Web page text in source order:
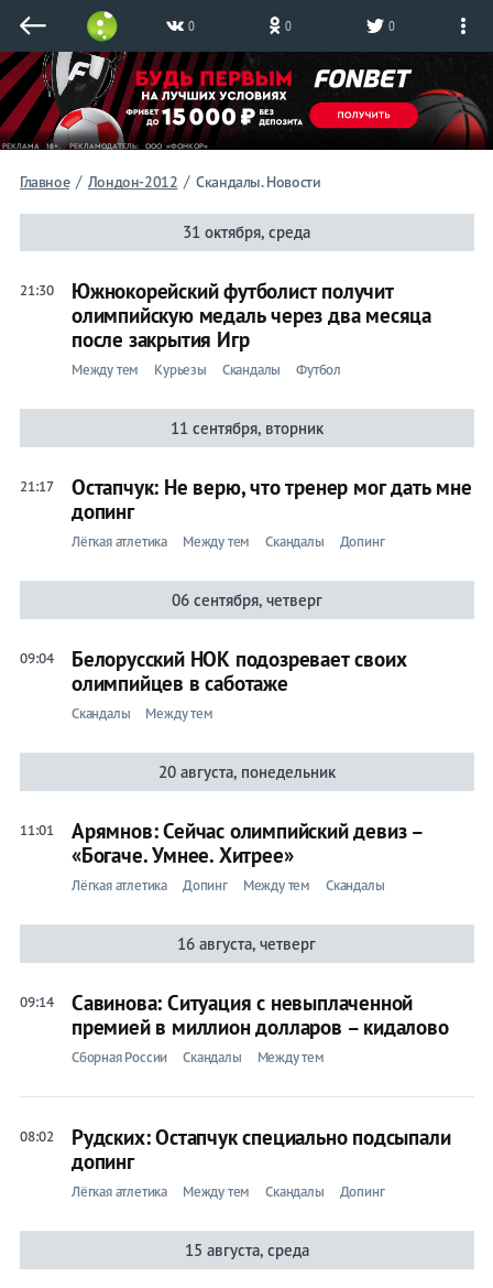
0 0 0
Главное / Лондон-2012 / Скандалы. Новости
31 октября, среда
21:30
Южнокорейский футболист получит
олимпийскую медаль через два месяца
после закрытия Игр
Между тем Курьезы Скандалы Футбол
11 сентября, вторник
21:17
Остапчук: Не верю, что тренер мог дать мне
допинг
Лёгкая атлетика Между тем Скандалы Допинг
06 сентября, четверг
09:04
Белорусский НОК подозревает своих
олимпийцев в саботаже
Скандалы Между тем
20 августа, понедельник
11:01
Арямнов: Сейчас олимпийский девиз –
«Богаче. Умнее. Хитрее»
Лёгкая атлетика Допинг Между тем Скандалы
16 августа, четверг
09:14
Савинова: Ситуация с невыплаченной
премией в миллион долларов – кидалово
Сборная России Скандалы Между тем
08:02
Рудских: Остапчук специально подсыпали
допинг
Лёгкая атлетика Между тем Скандалы Допинг
15 августа, среда